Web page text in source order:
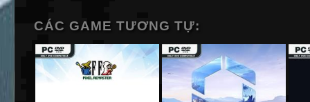
CÁC GAME TƯƠNG TỰ: